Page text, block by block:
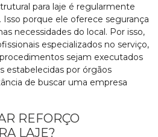
para laje é regularmente
Isso porque ele oferece segurança
necessidades do local. Por isso,
especializados no serviço,
sejam executados
estabelecidas por órgãos
de buscar uma empresa
REFORÇO
LAJE?